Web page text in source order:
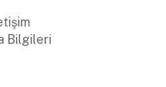
Bilgileri